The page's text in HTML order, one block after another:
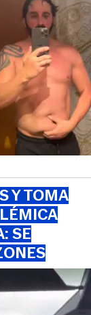
Y TOMA
SE